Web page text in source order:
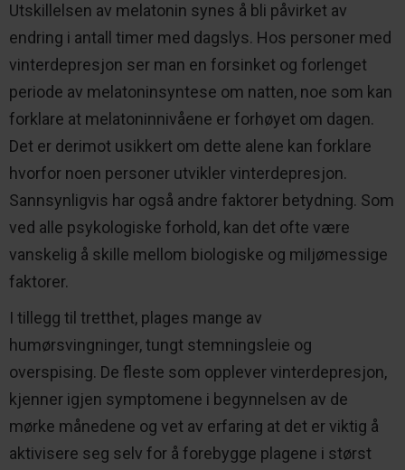
Utskillelsen av melatonin synes å bli påvirket av
endring i antall timer med dagslys. Hos personer med
vinterdepresjon ser man en forsinket og forlenget
periode av melatoninsyntese om natten, noe som kan
forklare at melatoninnivåene er forhøyet om dagen.
Det er derimot usikkert om dette alene kan forklare
hvorfor noen personer utvikler vinterdepresjon.
Sannsynligvis har også andre faktorer betydning. Som
ved alle psykologiske forhold, kan det ofte være
vanskelig å skille mellom biologiske og miljømessige
faktorer.
I tillegg til tretthet, plages mange av
humørsvingninger, tungt stemningsleie og
overspising. De fleste som opplever vinterdepresjon,
kjenner igjen symptomene i begynnelsen av de
mørke månedene og vet av erfaring at det er viktig å
aktivisere seg selv for å forebygge plagene i størst